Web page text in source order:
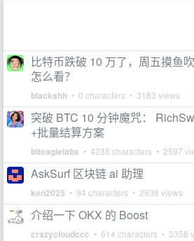
比特币跌破 10 万了，周五摸鱼
怎么看？
blackshh • 0 characters • 3183 views
突破 BTC 10 分钟魔咒：
+批量结算方案
biteaglelabs • 4238 characters • 2597
AskSurf 区块链 ai 助理
ken2025 • 94 characters • 2938 views
介绍一下 OKX 的 Boost
crazycloudccc • 614 characters • 3358